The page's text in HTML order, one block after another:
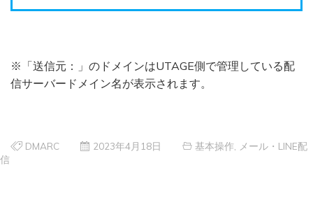
※「送信元：」のドメインはUTAGE側で管理している配
信サーバードメイン名が表示されます。
DMARC 2023年4月18日 基本操作
メール・LINE配
信